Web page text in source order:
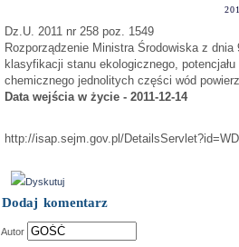
Dz.U. 2011 nr 258 poz. 1549
Rozporządzenie Ministra Środowiska z dnia
klasyfikacji stanu ekologicznego,
chemicznego jednolitych części wód
Data wejścia w życie - 2011-12-14
http://isap.sejm.gov.pl/
Dyskutuj
Dodaj komentarz
Autor